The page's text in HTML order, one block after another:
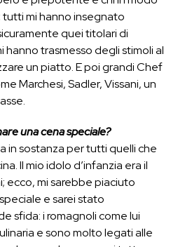
mi hanno insegnato
quei titolari di
hanno trasmesso degli stimoli al
un piatto. E poi grandi Chef
Marchesi, Sadler, Vissani, un
una cena speciale?
in sostanza per tutti quelli che
Il mio idolo d’infanzia era il
ecco, mi sarebbe piaciuto
e sarei stato
sfida: i romagnoli come lui
e sono molto legati alle